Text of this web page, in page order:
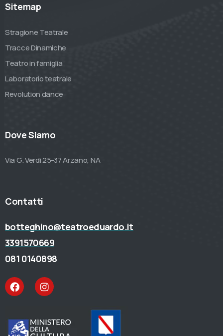
Sitemap
Stragione Teatrale
Tracce Dinamiche
Teatro in famiglia
Laboratorio teatrale
Revolution dance
Dove Siamo
Via G. Verdi 25-37 Arzano, NA
Contatti
botteghino@teatroeduardo.it
3391570669
081 0140898